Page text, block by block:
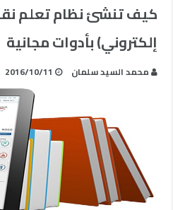
كيف تنشئ نظام تعلم
إلكتروني) بأدوات مجانية
محمد السيد سلمان 2016/10/11